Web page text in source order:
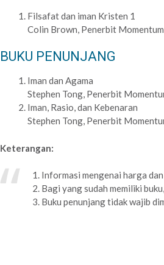
Filsafat dan iman Kristen 1
Colin Brown, Penerbit Momentum
BUKU PENUNJANG
Iman dan Agama
Stephen Tong, Penerbit
Iman, Rasio, dan Kebenaran
Stephen Tong, Penerbit
Keterangan:
1. Informasi mengenai harga
2. Bagi yang sudah memiliki
3. Buku penunjang tidak wajib